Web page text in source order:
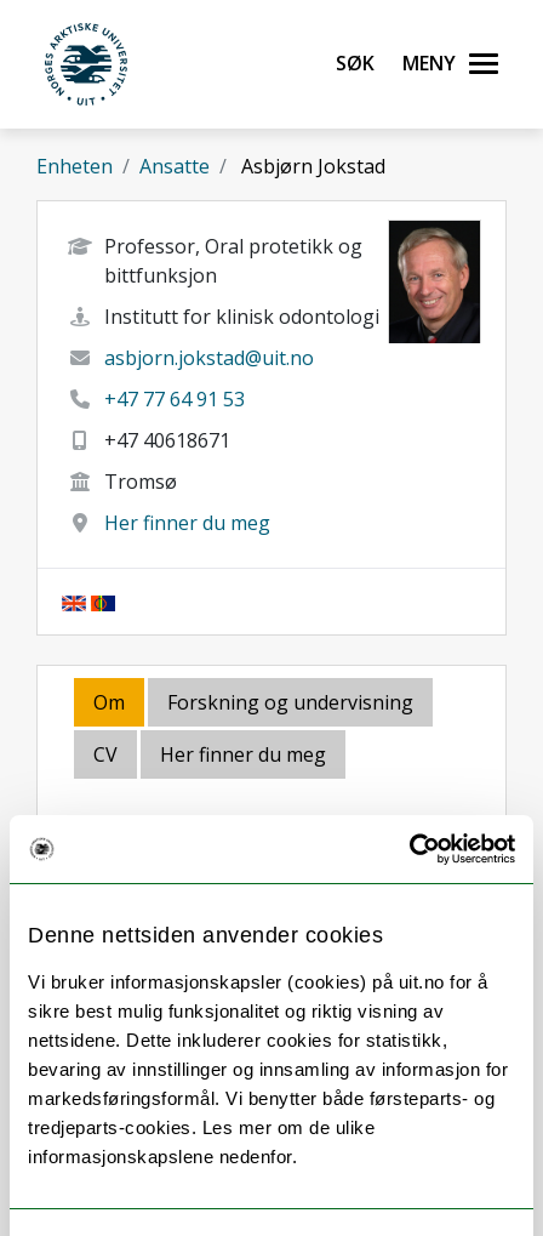
Denne nettsiden anvender cookies
Vi bruker informasjonskapsler (cookies) på uit.no for å
sikre best mulig funksjonalitet og riktig visning av
nettsidene. Dette inkluderer cookies for statistikk,
bevaring av innstillinger og innsamling av informasjon for
markedsføringsformål. Vi benytter både førsteparts- og
tredjeparts-cookies. Les mer om de ulike
informasjonskapslene nedenfor.
Gå til hovedinnhold
UiT Norges arktiske universitet
Søk Meny
Enheten Ansatte Asbjørn Jokstad
Professor, Oral protetikk og
bittfunksjon
Institutt for klinisk odontologi
asbjorn.jokstad@uit.no
+47 77 64 91 53
+47 40618671
Tromsø
Her finner du meg
Om
Forskning og undervisning
CV
Her finner du meg
Stillingsbeskrivelse
Full tid undervisning av tannlegestudenter,
6,7,8,9,10 semestre i oral protetikk og
bittfunksjon.
Professor emeritus, Prosthodontics,
Faculty of Dentistry, University of Toronto,
Ontario, Canada -
Webside
Professor emeritus, Protetikk og
bittfunksjon, Det odontologiske fakultet,
Universitetet i Oslo -Webside